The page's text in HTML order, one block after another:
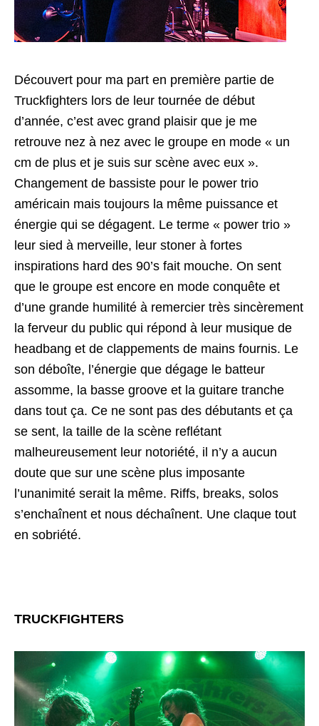
Découvert pour ma part en première partie de
Truckfighters lors de leur tournée de début
d’année, c’est avec grand plaisir que je me
retrouve nez à nez avec le groupe en mode « un
cm de plus et je suis sur scène avec eux ».
Changement de bassiste pour le power trio
américain mais toujours la même puissance et
énergie qui se dégagent. Le terme « power trio »
leur sied à merveille, leur stoner à fortes
inspirations hard des 90’s fait mouche. On sent
que le groupe est encore en mode conquête et
d’une grande humilité à remercier très sincèrement
la ferveur du public qui répond à leur musique de
headbang et de clappements de mains fournis. Le
son déboîte, l’énergie que dégage le batteur
assomme, la basse groove et la guitare tranche
dans tout ça. Ce ne sont pas des débutants et ça
se sent, la taille de la scène reflétant
malheureusement leur notoriété, il n’y a aucun
doute que sur une scène plus imposante
l’unanimité serait la même. Riffs, breaks, solos
s’enchaînent et nous déchaînent. Une claque tout
en sobriété.
TRUCKFIGHTERS